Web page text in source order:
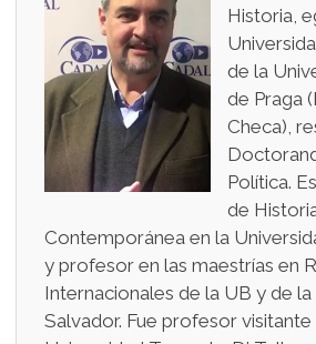
Historia,
de la
de Praga
Checa),
Política.
de
Contemporánea en la
y profesor en las maestrías en
Internacionales de la UB y de
Salvador. Fue profesor visitante